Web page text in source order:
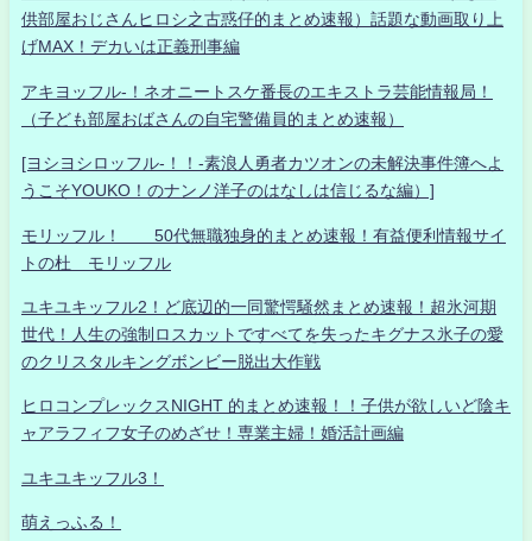
供部屋おじさんヒロシ之古惑仔的まとめ速報）話題な動画取り上
げMAX！デカいは正義刑事編
アキヨッフル-！ネオニートスケ番長のエキストラ芸能情報局！
（子ども部屋おばさんの自宅警備員的まとめ速報）
[ヨシヨシロッフル-！！-素浪人勇者カツオンの未解決事件簿へよ
うこそYOUKO！のナンノ洋子のはなしは信じるな編）]
モリッフル！ 50代無職独身的まとめ速報！有益便利情報サイ
トの杜 モリッフル
ユキユキッフル2！ど底辺的一同驚愕騒然まとめ速報！超氷河期
世代！人生の強制ロスカットですべてを失ったキグナス氷子の愛
のクリスタルキングボンビー脱出大作戦
ヒロコンプレックスNIGHT 的まとめ速報！！子供が欲しいど陰キ
ャアラフィフ女子のめざせ！専業主婦！婚活計画編
ユキユキッフル3！
萌えっふる！